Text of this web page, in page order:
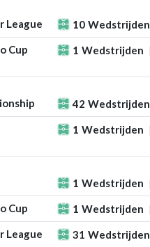
League 10 Wedstrijden
Cup 1 Wedstrijden
42 Wedstrijden
1 Wedstrijden
1 Wedstrijden
Cup 1 Wedstrijden
League 31 Wedstrijden